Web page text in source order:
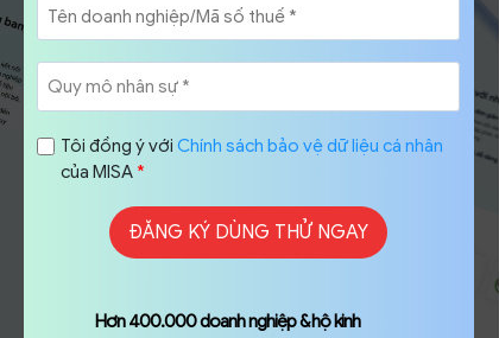
Tôi đồng ý với Chính sách bảo vệ dữ liệu cá nhân
của MISA *
Hơn 400.000 doanh nghiệp & hộ kinh